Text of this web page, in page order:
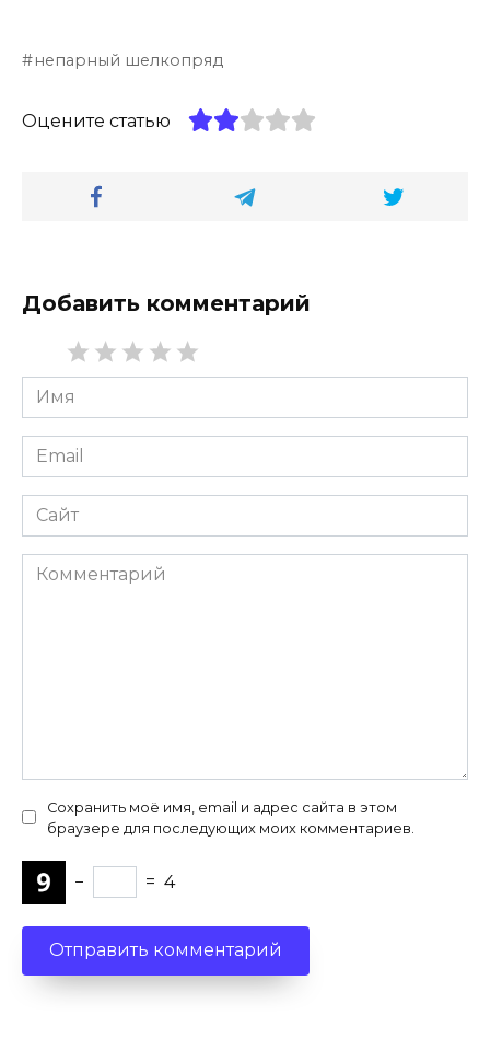
непарный шелкопряд
Оцените статью
Добавить комментарий
Имя
*
Email
*
Сайт
Комментарий
Сохранить моё имя, email и адрес сайта в этом
браузере для последующих моих комментариев.
− = 4